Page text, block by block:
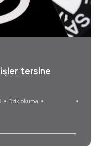
işler tersine
3dk okuma